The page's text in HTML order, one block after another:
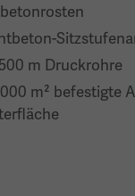
m Druckrohre
m² befestigte